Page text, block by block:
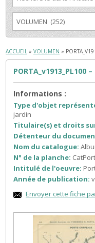
ACCUEIL » VOLUMEN »
PORTA_v1913_PL100
Informations :
Type d'objet
jardin
Titulaire(s) et droits
Détenteur du
Nom du catalogue:
N° de la planche:
Intitulé de l'oeuvre:
Année de publication:
Envoyer cette fiche